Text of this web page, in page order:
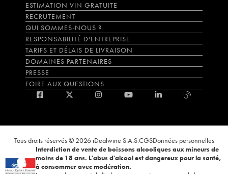
ESTIMATION VIN GRATUITE
RECRUTEMENT
QUI SOMMES-NOUS ?
RESPONSABILITÉ D'ENTREPRISE
TARIFS ET DÉLAIS DE LIVRAISON
DOMAINES PARTENAIRES
PRESSE
FOIRE AUX QUESTIONS
Tous droits réservés © 2026 iDealwine S.A.S.CGSDonnées personnelles
Interdiction de vente de boissons alcooliques aux mineurs de
moins de 18 ans. L'abus d'alcool est dangereux pour la santé,
à consommer avec modération.